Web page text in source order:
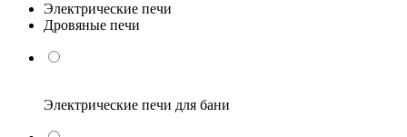
Электрические печи
Дровяные печи
Электрические печи для бани